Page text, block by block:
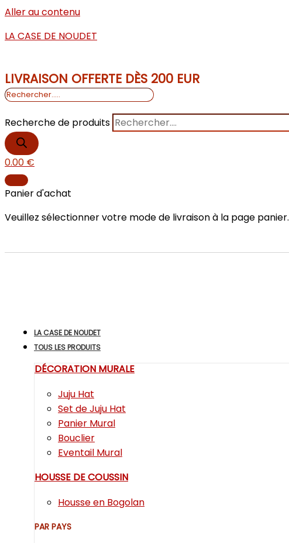
Aller au contenu
LA CASE DE NOUDET
LIVRAISON OFFERTE DÈS 200 EUR
Recherche de produits
0.00 €
Panier d'achat
Veuillez sélectionner votre mode de livraison à la page panier.
LA CASE DE NOUDET
TOUS LES PRODUITS
DÉCORATION MURALE
Juju Hat
Set de Juju Hat
Panier Mural
Bouclier
Eventail Mural
HOUSSE DE COUSSIN
Housse en Bogolan
PAR PAYS